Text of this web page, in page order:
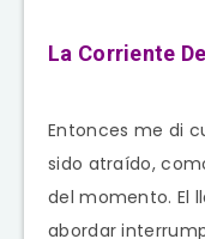
La Corriente
Entonces me di
sido atraído,
del momento. El
abordar